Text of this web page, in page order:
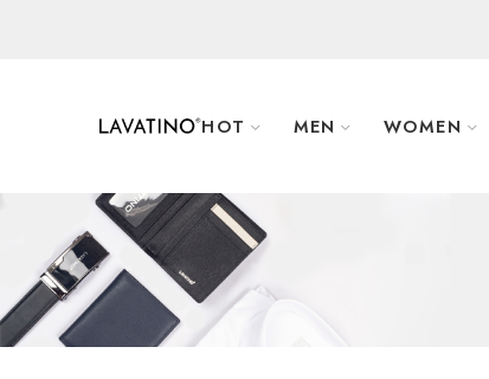
HOT MEN WOMEN